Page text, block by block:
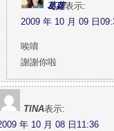
葛蘿表示:
2009 年 10 月 09 日
唉唷
謝謝你啦
TINA表示:
年 10 月 08 日11:36